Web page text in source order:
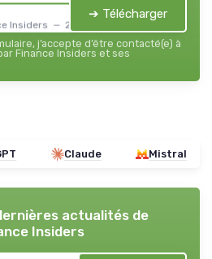
Insiders — 2026
➔ Télécharger
j’accepte d’être contacté(e) à
Finance Insiders et ses
Claude Mistral
actualités de
Insiders